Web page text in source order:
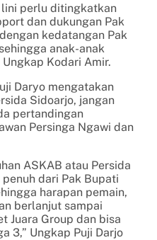
lini perlu ditingkatkan
dan dukungan Pak
kedatangan Pak
anak-anak
Kodari Amir.
Daryo mengatakan
Sidoarjo, jangan
pertandingan
Persinga Ngawi dan
ASKAB atau Persida
dari Pak Bupati
harapan pemain,
berlanjut sampai
Juara Group dan bisa
3,” Ungkap Puji Darjo